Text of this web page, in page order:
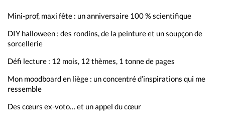
Mini-prof, maxi fête : un anniversaire 100 % scientifique
DIY halloween : des rondins, de la peinture et un soupçon de
sorcellerie
Défi lecture : 12 mois, 12 thèmes, 1 tonne de pages
Mon moodboard en liège : un concentré d’inspirations qui me
ressemble
Des cœurs ex-voto… et un appel du cœur